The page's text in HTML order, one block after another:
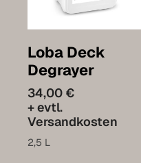
Loba Deck
Degrayer
34,00 €
+ evtl.
Versandkosten
2,5 L